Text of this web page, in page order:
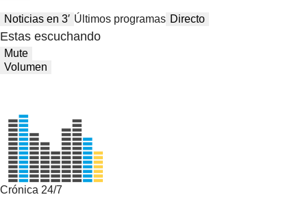
Noticias en 3′ Últimos programas Directo
Estas escuchando
Mute
Volumen
Crónica 24/7